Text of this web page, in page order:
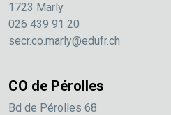
1723 Marly
026 439 91 20
secr.co.marly@edufr.ch
CO de Pérolles
Bd de Pérolles 68